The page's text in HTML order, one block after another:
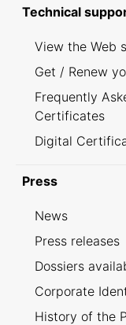
Technical
View the Web
Get / Renew
Frequently
Certificates
Digital
Press
News
Press releases
Dossiers
Corporate
History of the